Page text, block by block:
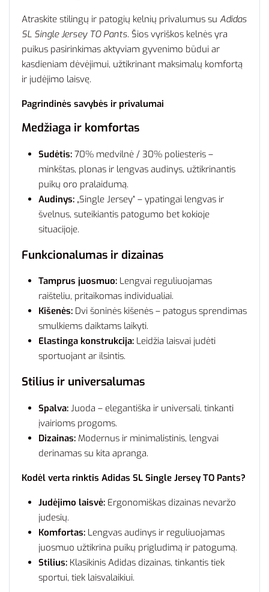
Atraskite stilingų ir patogių kelnių privalumus su Adidas
SL Single Jersey TO Pants. Šios vyriškos kelnės yra
puikus pasirinkimas aktyviam gyvenimo būdui ar
kasdieniam dėvėjimui, užtikrinant maksimalų komfortą
ir judėjimo laisvę.
Pagrindinės savybės ir privalumai
Medžiaga ir komfortas
Sudėtis: 70% medvilnė / 30% poliesteris –
minkštas, plonas ir lengvas audinys, užtikrinantis
puikų oro pralaidumą.
Audinys: „Single Jersey“ – ypatingai lengvas ir
švelnus, suteikiantis patogumo bet kokioje
situacijoje.
Funkcionalumas ir dizainas
Tamprus juosmuo: Lengvai reguliuojamas
raišteliu, pritaikomas individualiai.
Kišenės: Dvi šoninės kišenės – patogus sprendimas
smulkiems daiktams laikyti.
Elastinga konstrukcija: Leidžia laisvai judėti
sportuojant ar ilsintis.
Stilius ir universalumas
Spalva: Juoda – elegantiška ir universali, tinkanti
įvairioms progoms.
Dizainas: Modernus ir minimalistinis, lengvai
derinamas su kita apranga.
Kodėl verta rinktis Adidas SL Single Jersey TO Pants?
Judėjimo laisvė: Ergonomiškas dizainas nevaržo
judesių.
Komfortas: Lengvas audinys ir reguliuojamas
juosmuo užtikrina puikų prigludimą ir patogumą.
Stilius: Klasikinis Adidas dizainas, tinkantis tiek
sportui, tiek laisvalaikiui.